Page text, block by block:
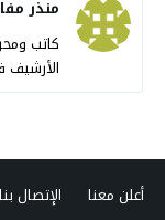
منذر
كاتب
الأرشيف
أعلن معنا الإتصال بنا